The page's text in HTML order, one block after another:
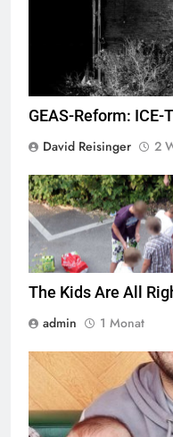
GEAS-Reform: ICE-
David Reisinger
2
Jugendliche
Freiheiten,
The Kids Are All
admin
1 Monat